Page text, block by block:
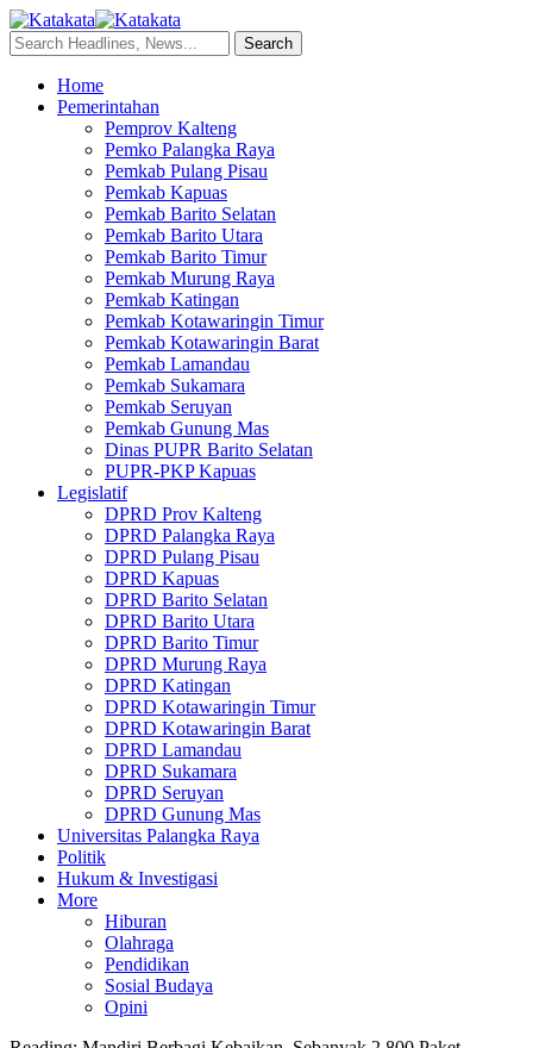
Home
Pemerintahan
Pemprov Kalteng
Pemko Palangka Raya
Pemkab Pulang Pisau
Pemkab Kapuas
Pemkab Barito Selatan
Pemkab Barito Utara
Pemkab Barito Timur
Pemkab Murung Raya
Pemkab Katingan
Pemkab Kotawaringin Timur
Pemkab Kotawaringin Barat
Pemkab Lamandau
Pemkab Sukamara
Pemkab Seruyan
Pemkab Gunung Mas
Dinas PUPR Barito Selatan
PUPR-PKP Kapuas
Legislatif
DPRD Prov Kalteng
DPRD Palangka Raya
DPRD Pulang Pisau
DPRD Kapuas
DPRD Barito Selatan
DPRD Barito Utara
DPRD Barito Timur
DPRD Murung Raya
DPRD Katingan
DPRD Kotawaringin Timur
DPRD Kotawaringin Barat
DPRD Lamandau
DPRD Sukamara
DPRD Seruyan
DPRD Gunung Mas
Universitas Palangka Raya
Politik
Hukum & Investigasi
More
Hiburan
Olahraga
Pendidikan
Sosial Budaya
Opini